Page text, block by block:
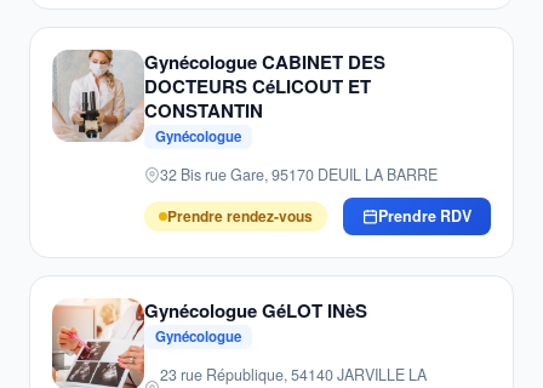
Gynécologue CABINET DES
DOCTEURS CéLICOUT ET
CONSTANTIN
Gynécologue
32 Bis rue Gare, 95170 DEUIL LA BARRE
Prendre rendez-vous
Prendre RDV
Gynécologue GéLOT INèS
Gynécologue
23 rue République, 54140 JARVILLE LA